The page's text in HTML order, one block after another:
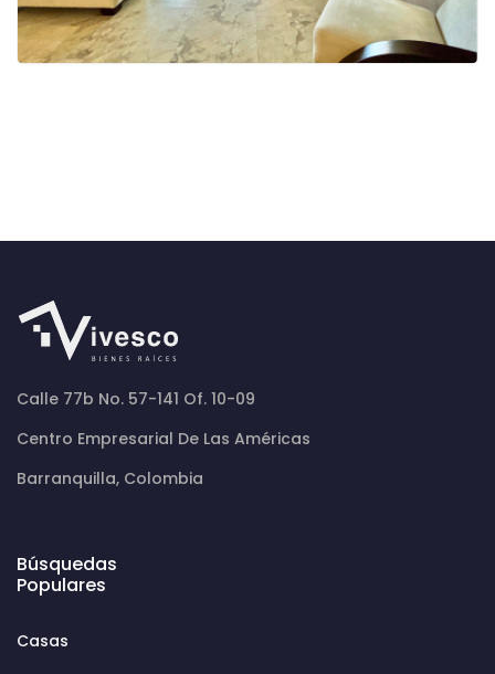
Calle 77b No. 57-141 Of. 10-09
Centro Empresarial De Las Américas
Barranquilla, Colombia
Búsquedas
Populares
Casas